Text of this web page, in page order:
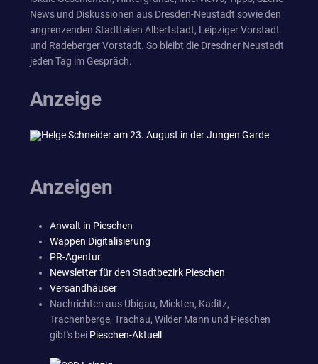
News und Diskussionen aus Dresden-Neustadt sowie den
angrenzenden Stadtteilen Albertstadt, Leipziger Vorstadt
und Radeberger Vorstadt. So bleibt die Dresdner Neustadt
jeden Tag im Gespräch.
Anzeige
Anzeigen
Anwalt in Pieschen
Wappen Digitalisierung
PR-Agentur
Newsletter für den Stadtbezirk Pieschen
Versandhäuser
Nachrichten aus Übigau, Mickten, Kaditz,
Trachenberge, Trachau, Wilder Mann und Pieschen
gibt's bei Pieschen-Aktuell